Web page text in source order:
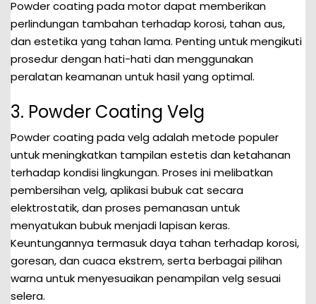
Powder coating pada motor dapat memberikan
perlindungan tambahan terhadap korosi, tahan aus,
dan estetika yang tahan lama. Penting untuk mengikuti
prosedur dengan hati-hati dan menggunakan
peralatan keamanan untuk hasil yang optimal.
3. Powder Coating Velg
Powder coating pada velg adalah metode populer
untuk meningkatkan tampilan estetis dan ketahanan
terhadap kondisi lingkungan. Proses ini melibatkan
pembersihan velg, aplikasi bubuk cat secara
elektrostatik, dan proses pemanasan untuk
menyatukan bubuk menjadi lapisan keras.
Keuntungannya termasuk daya tahan terhadap korosi,
goresan, dan cuaca ekstrem, serta berbagai pilihan
warna untuk menyesuaikan penampilan velg sesuai
selera.